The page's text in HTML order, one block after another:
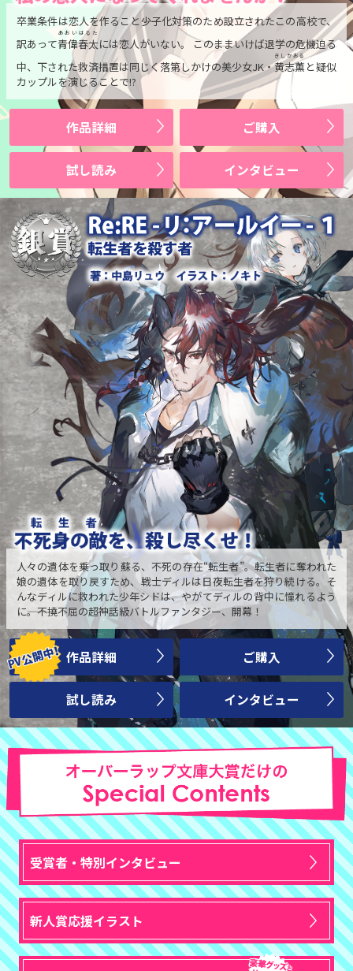
卒業条件は恋人を作ること――少子化対策のため設立されたこの高校で、
訳あって青偉春太
あおいはるた
には恋人がいない。 このままいけば退学の危機迫る
中、下された救済措置は同じく落第しかけの美少女JK・黄志薫
きしかおる
と疑似
カップルを演じることで!?
作品詳細 ご購入
試し読み インタビュー
人々の遺体を乗っ取り蘇る、不死の存在“転生者”。転生者に奪われた
娘の遺体を取り戻すため、戦士ディルは日夜転生者を狩り続ける。そ
んなディルに救われた少年シドは、やがてディルの背中に憧れるよう
に――。不撓不屈の超神話級バトルファンタジー、開幕！
作品詳細 ご購入
試し読み インタビュー
受賞者・特別インタビュー
新人賞応援イラスト